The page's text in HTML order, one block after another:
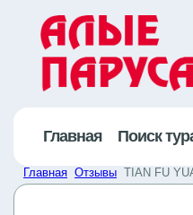
Главная Поиск
Главная Отзывы TIAN FU